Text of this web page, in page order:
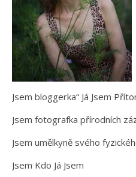
Jsem bloggerka“ Já Jsem
Jsem fotografka přírodních
Jsem umělkyně svého
Jsem Kdo Já Jsem